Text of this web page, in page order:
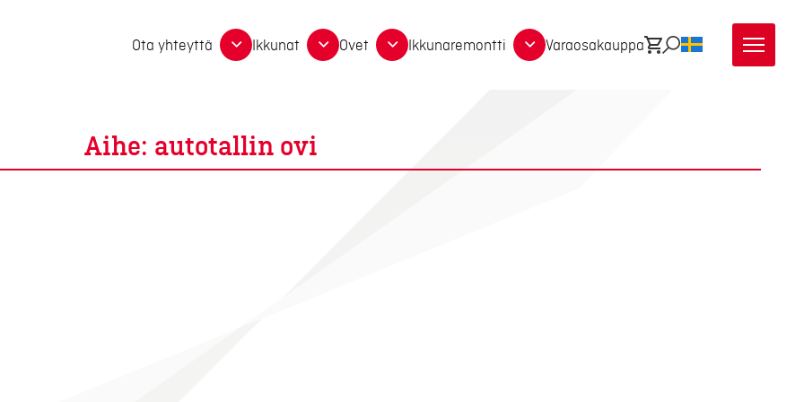
Ota yhteyttä Ikkunat Ovet Ikkunaremontti Varaosakauppa
Ostoskori
EtsiSV
Aihe: autotallin ovi